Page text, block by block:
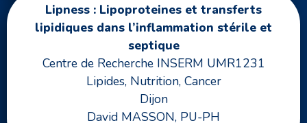
Lipness : Lipoproteines et transferts
lipidiques dans l’inflammation stérile et
septique
Centre de Recherche INSERM UMR1231
Lipides, Nutrition, Cancer
Dijon
David MASSON, PU-PH